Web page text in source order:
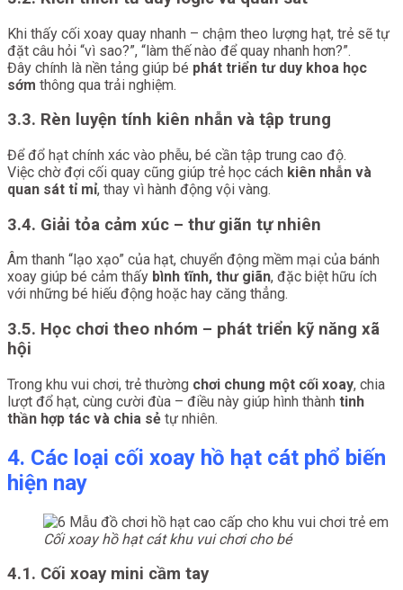
Khi thấy cối xoay quay nhanh – chậm theo lượng hạt, trẻ sẽ tự
đặt câu hỏi “vì sao?”, “làm thế nào để quay nhanh hơn?”.
Đây chính là nền tảng giúp bé phát triển tư duy khoa học
sớm thông qua trải nghiệm.
3.3. Rèn luyện tính kiên nhẫn và tập trung
Để đổ hạt chính xác vào phễu, bé cần tập trung cao độ.
Việc chờ đợi cối quay cũng giúp trẻ học cách kiên nhẫn và
quan sát tỉ mỉ, thay vì hành động vội vàng.
3.4. Giải tỏa cảm xúc – thư giãn tự nhiên
Âm thanh “lạo xạo” của hạt, chuyển động mềm mại của bánh
xoay giúp bé cảm thấy bình tĩnh, thư giãn, đặc biệt hữu ích
với những bé hiếu động hoặc hay căng thẳng.
3.5. Học chơi theo nhóm – phát triển kỹ năng xã
hội
Trong khu vui chơi, trẻ thường chơi chung một cối xoay, chia
lượt đổ hạt, cùng cười đùa – điều này giúp hình thành tinh
thần hợp tác và chia sẻ tự nhiên.
4. Các loại cối xoay hồ hạt cát phổ biến
hiện nay
Cối xoay hồ hạt cát khu vui chơi cho bé
4.1. Cối xoay mini cầm tay